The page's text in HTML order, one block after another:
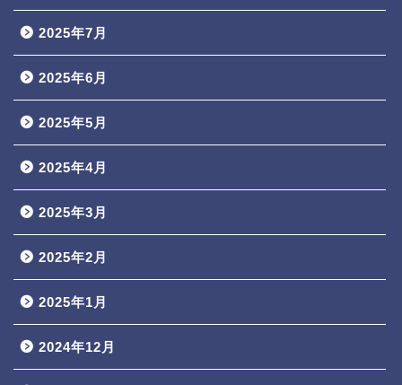
2025年7月
2025年6月
2025年5月
2025年4月
2025年3月
2025年2月
2025年1月
2024年12月